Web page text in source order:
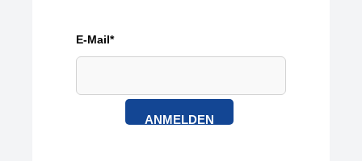
E-Mail*
ANMELDEN